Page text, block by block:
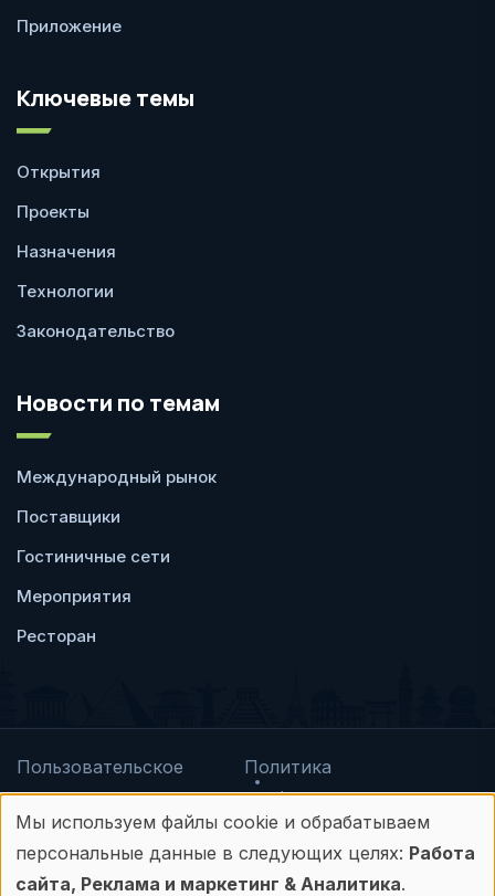
Приложение
Ключевые темы
Открытия
Проекты
Назначения
Технологии
Законодательство
Новости по темам
Международный рынок
Поставщики
Гостиничные сети
Мероприятия
Ресторан
Пользовательское
соглашение
Политика
конфиденциальности
© Frontdesk.ru, 2006-2026
Любое использование материалов с данного
Использование
Мы используем файлы cookie и обрабатываем
персональные данные в следующих целях: Работа
сайта, Реклама и маркетинг & Аналитика.